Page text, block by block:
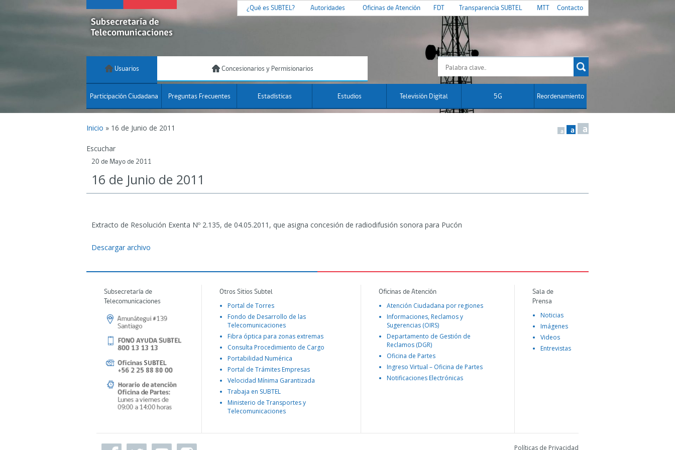
¿Qué es SUBTEL? Autoridades Oficinas de Atención FDT Transparencia SUBTEL MTT Contacto
Usuarios Concesionarios y Permisionarios
Participación Ciudadana Preguntas Frecuentes Estadísticas Estudios Televisión Digital 5G Reordenamiento
Inicio » 16 de Junio de 2011 a a a
Escuchar
20 de Mayo de 2011
16 de Junio de 2011
Extracto de Resolución Exenta Nº 2.135, de 04.05.2011, que asigna concesión de radiodifusión sonora para Pucón
Descargar archivo
Subsecretaría de
Telecomunicaciones
Otros Sitios Subtel
Portal de Torres
Fondo de Desarrollo de las
Telecomunicaciones
Fibra óptica para zonas extremas
Consulta Procedimiento de Cargo
Portabilidad Numérica
Portal de Trámites Empresas
Velocidad Mínima Garantizada
Trabaja en SUBTEL
Ministerio de Transportes y
Telecomunicaciones
Oficinas de Atención
Atención Ciudadana por regiones
Informaciones, Reclamos y
Sugerencias (OIRS)
Departamento de Gestión de
Reclamos (DGR)
Oficina de Partes
Ingreso Virtual – Oficina de Partes
Notificaciones Electrónicas
Sala de
Prensa
Noticias
Imágenes
Videos
Entrevistas
Políticas de Privacidad